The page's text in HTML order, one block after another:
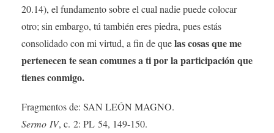
20.14), el fundamento sobre el cual nadie puede colocar
otro; sin embargo, tú también eres piedra, pues estás
consolidado con mi virtud, a fin de quelas cosas que me
pertenecen te sean comunes a ti por la participación que
tienes conmigo.
Fragmentos de: SAN LEÓN MAGNO.
Sermo IV, c. 2: PL 54, 149-150.